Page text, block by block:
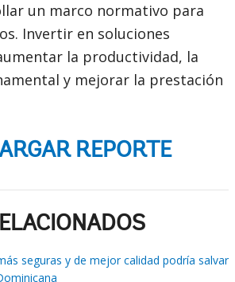
un marco normativo para
Invertir en soluciones
la productividad, la
y mejorar la prestación
REPORTE
seguras y de mejor calidad podría salvar